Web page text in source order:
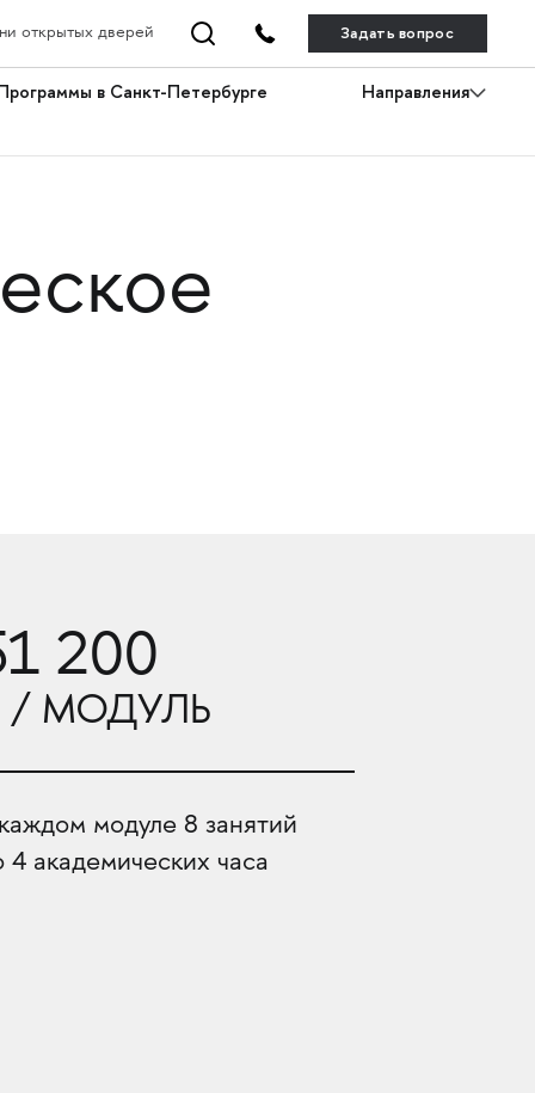
открытых дверей Задать вопрос
в Санкт-Петербурге Направления
200
/ МОДУЛЬ
модуле 8 занятий
4 академических часа